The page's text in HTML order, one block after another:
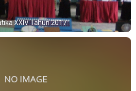
XXIV Tahun 2017